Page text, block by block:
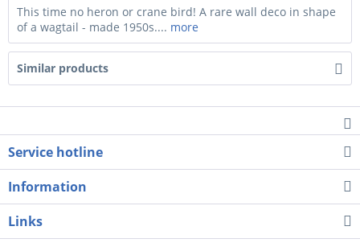
This time no heron or crane bird! A rare wall deco in shape
of a wagtail - made 1950s.... more
Similar products
Service hotline
Information
Links